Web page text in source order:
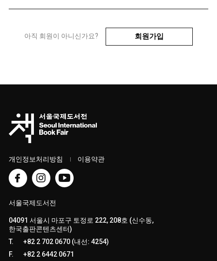
아직 회원이 아니신가요? 회원가입
개인정보처리방침 이용약관
서울국제도서전
04091 서울시 마포구 토정로 222, 208호 (신수동,
한국출판콘텐츠센터)
T.
+82 2 702 0670 (내선: 4254)
F.
+82 2 6442 0671